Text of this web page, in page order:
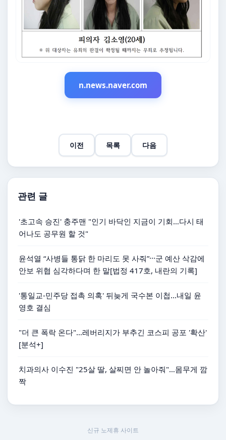
n.news.naver.com
이전 목록 다음
관련 글
'초고속 승진' 충주맨 "인기 바닥인 지금이 기회…다시 태
어나도 공무원 할 것"
윤석열 “사병들 통닭 한 마리도 못 사줘”···군 예산 삭감에
안보 위협 심각하다며 한 말[법정 417호, 내란의 기록]
'통일교-민주당 접촉 의혹' 뒤늦게 국수본 이첩...내일 윤
영호 결심
"더 큰 폭락 온다"…레버리지가 부추긴 코스피 공포 '확산'
[분석+]
치과의사 이수진 "25살 딸, 살찌면 안 놀아줘"…몸무게 깜
짝
신규 노제휴 사이트